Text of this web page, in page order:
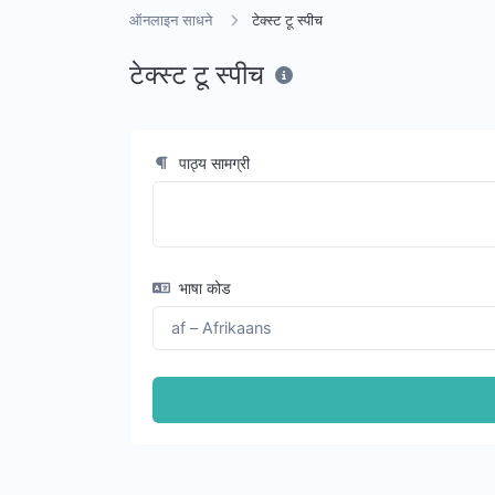
ऑनलाइन साधने टेक्स्ट टू स्पीच
टेक्स्ट टू स्पीच
पाठ्य सामग्री
भाषा कोड